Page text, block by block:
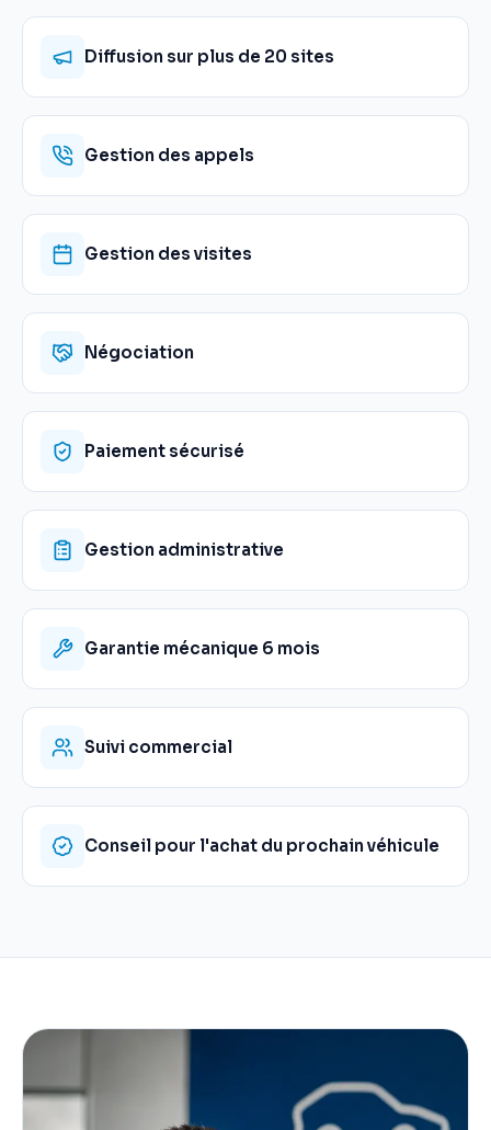
Diffusion sur plus de 20 sites
Gestion des appels
Gestion des visites
Négociation
Paiement sécurisé
Gestion administrative
Garantie mécanique 6 mois
Suivi commercial
Conseil pour l'achat du prochain véhicule